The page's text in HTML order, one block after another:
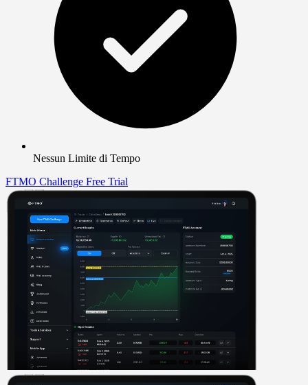
Nessun Limite di Tempo
FTMO Challenge Free Trial